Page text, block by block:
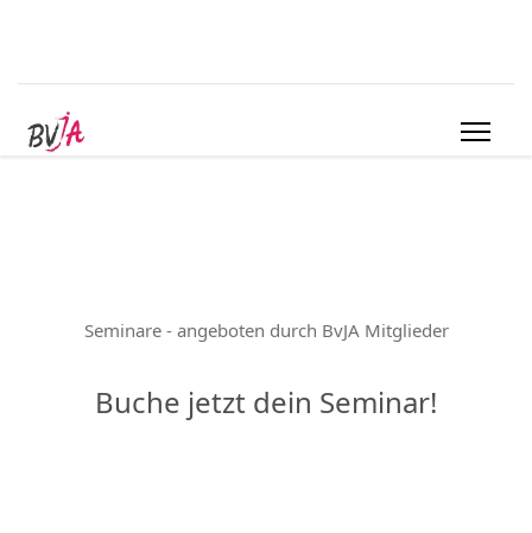
Seminare - angeboten durch BvJA Mitglieder
Buche jetzt dein Seminar!